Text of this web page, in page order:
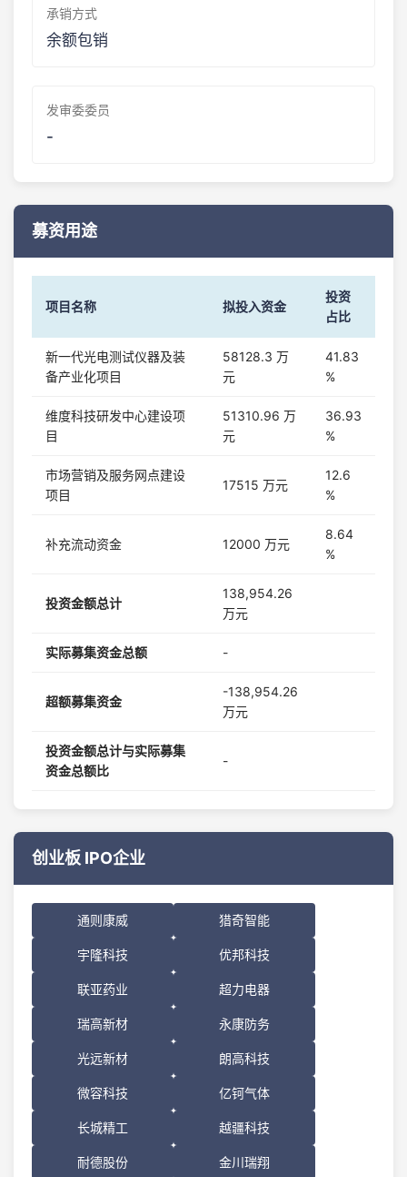
承销方式
余额包销
发审委委员
-
募资用途
项目名称 拟投入资金
投资
占比
新一代光电测试仪器及装
备产业化项目
58128.3 万
元
41.83
%
维度科技研发中心建设项
目
51310.96 万
元
36.93
%
市场营销及服务网点建设
项目
17515 万元
12.6
%
补充流动资金 12000 万元
8.64
%
投资金额总计
138,954.26
万元
实际募集资金总额 -
超额募集资金
-138,954.26
万元
投资金额总计与实际募集
资金总额比
-
创业板 IPO企业
通则康威 猎奇智能
宇隆科技 优邦科技
联亚药业 超力电器
瑞高新材 永康防务
光远新材 朗高科技
微容科技 亿钶气体
长城精工 越疆科技
耐德股份 金川瑞翔